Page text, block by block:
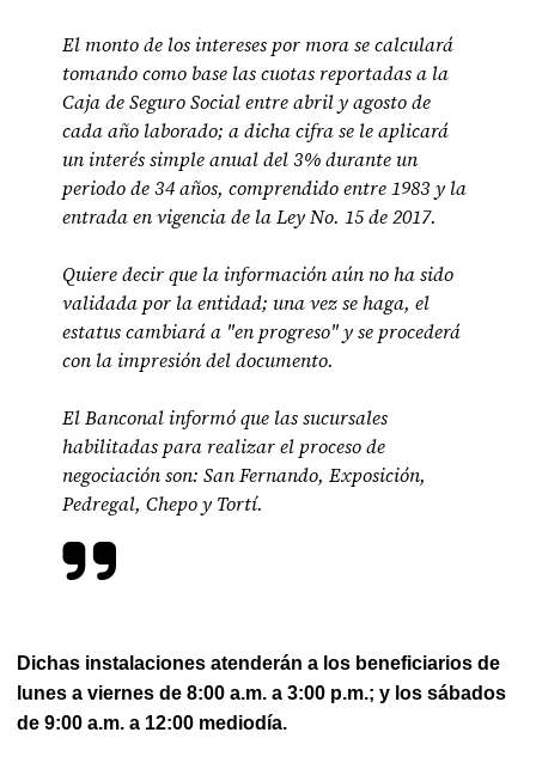
El monto de los intereses por mora se calculará
tomando como base las cuotas reportadas a la
Caja de Seguro Social entre abril y agosto de
cada año laborado; a dicha cifra se le aplicará
un interés simple anual del 3% durante un
periodo de 34 años, comprendido entre 1983 y la
entrada en vigencia de la Ley No. 15 de 2017.
Quiere decir que la información aún no ha sido
validada por la entidad; una vez se haga, el
estatus cambiará a "en progreso" y se procederá
con la impresión del documento.
El Banconal informó que las sucursales
habilitadas para realizar el proceso de
negociación son: San Fernando, Exposición,
Pedregal, Chepo y Tortí.
Dichas instalaciones atenderán a los beneficiarios de
lunes a viernes de 8:00 a.m. a 3:00 p.m.; y los sábados
de 9:00 a.m. a 12:00 mediodía.